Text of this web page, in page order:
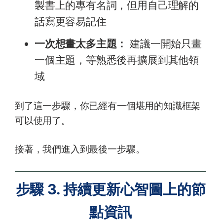
製書上的專有名詞，但用自己理解的
話寫更容易記住
一次想畫太多主題： 建議一開始只畫
一個主題，等熟悉後再擴展到其他領
域
到了這一步驟，你已經有一個堪用的知識框架
可以使用了。
接著，我們進入到最後一步驟。
步驟 3. 持續更新心智圖上的節
點資訊